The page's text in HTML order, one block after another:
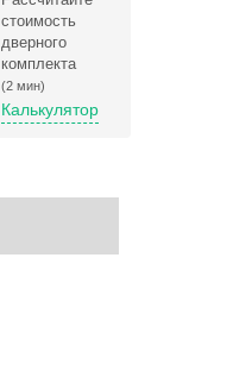
стоимость
дверного
комплекта
(2 мин)
Калькулятор